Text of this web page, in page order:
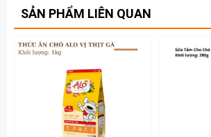
Lưu ý:
- Chỉ sử dụng cho thú nuôi, chỉ sử dụng
- Để xa tầm tay trẻ em.
Hạn sử dụng:3 năm kể từ ngày sản xuất.
SẢN PHẨM LIÊN QUAN